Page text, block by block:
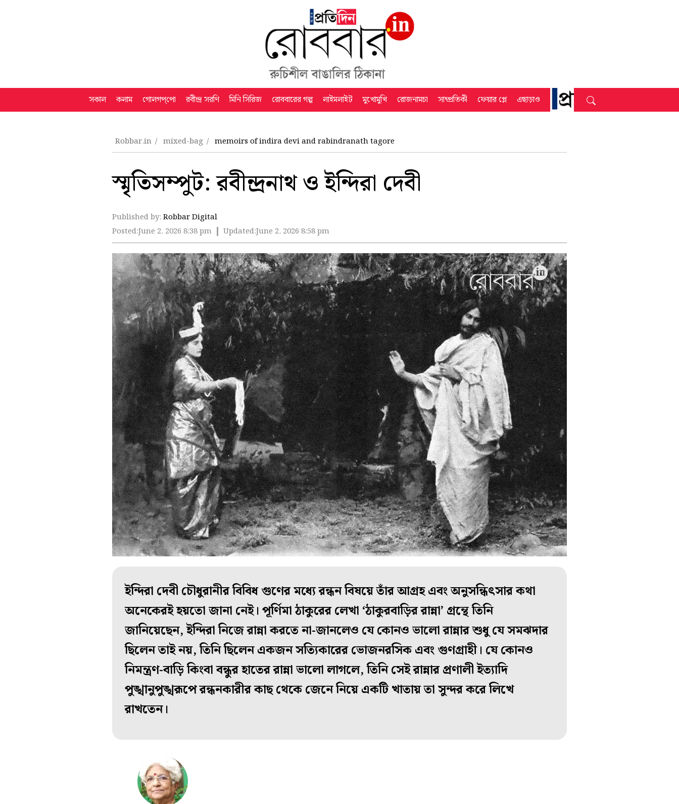
সকাল কলাম গোলগপ্‌পো রবীন্দ্র সরণি মিনি সিরিজ রোববারের গল্প লাইমলাইট মুখোমুখি রোজনামচা সাম্প্রতিকী ফেয়ার প্লে এছাড়াও
Robbar.in mixed-bag memoirs of indira devi and rabindranath tagore
স্মৃতিসম্পুট: রবীন্দ্রনাথ ও ইন্দিরা দেবী
Published by: Robbar Digital
Posted:June 2, 2026 8:38 pm Updated:June 2, 2026 8:58 pm
ইন্দিরা দেবী চৌধুরানীর বিবিধ গুণের মধ্যে রন্ধন বিষয়ে তাঁর আগ্রহ এবং অনুসন্ধিৎসার কথা
অনেকেরই হয়তো জানা নেই। পূর্ণিমা ঠাকুরের লেখা ‘ঠাকুরবাড়ির রান্না’ গ্রন্থে তিনি
জানিয়েছেন, ইন্দিরা নিজে রান্না করতে না-জানলেও যে কোনও ভালো রান্নার শুধু যে সমঝদার
ছিলেন তাই নয়, তিনি ছিলেন একজন সত্যিকারের ভোজনরসিক এবং গুণগ্রাহী। যে কোনও
নিমন্ত্রণ-বাড়ি কিংবা বন্ধুর হাতের রান্না ভালো লাগলে, তিনি সেই রান্নার প্রণালী ইত্যাদি
পুঙ্খানুপুঙ্খরূপে রন্ধনকারীর কাছ থেকে জেনে নিয়ে একটি খাতায় তা সুন্দর করে লিখে
রাখতেন।